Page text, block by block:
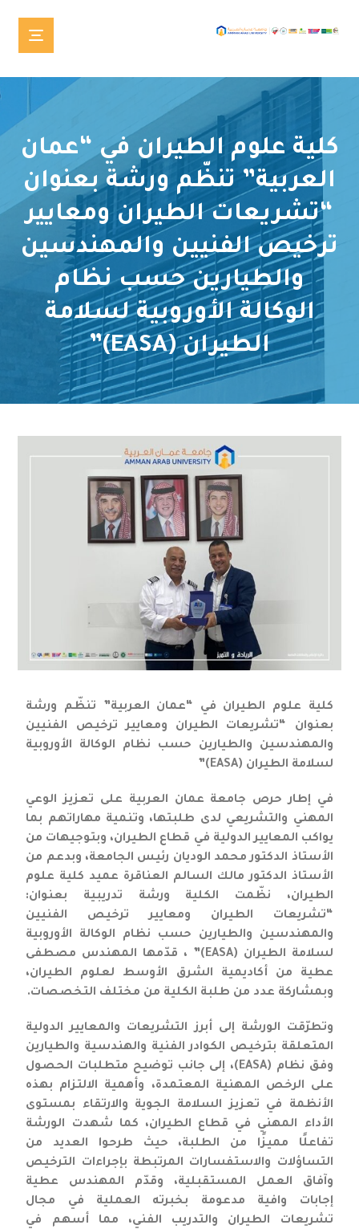
كلية علوم الطيران في “عمان
العربية” تنظّم ورشة بعنوان
“تشريعات الطيران ومعايير
ترخيص الفنيين والمهندسين
والطيارين حسب نظام
الوكالة الأوروبية لسلامة
الطيران (EASA)”
كلية علوم الطيران في “عمان العربية” تنظّم ورشة
بعنوان “تشريعات الطيران ومعايير ترخيص الفنيين
والمهندسين والطيارين حسب نظام الوكالة الأوروبية
لسلامة الطيران (EASA)”
في إطار حرص جامعة عمان العربية على تعزيز الوعي
المهني والتشريعي لدى طلبتها، وتنمية مهاراتهم بما
يواكب المعايير الدولية في قطاع الطيران، وبتوجيهات من
الأستاذ الدكتور محمد الوديان رئيس الجامعة، وبدعم من
الأستاذ الدكتور مالك السالم العناقرة عميد كلية علوم
الطيران، نظّمت الكلية ورشة تدريبية بعنوان:
“تشريعات الطيران ومعايير ترخيص الفنيين
والمهندسين والطيارين حسب نظام الوكالة الأوروبية
لسلامة الطيران (EASA)” ، قدّمها المهندس مصطفى
عطية من أكاديمية الشرق الأوسط لعلوم الطيران،
وبمشاركة عدد من طلبة الكلية من مختلف التخصصات.
وتطرّقت الورشة إلى أبرز التشريعات والمعايير الدولية
المتعلقة بترخيص الكوادر الفنية والهندسية والطيارين
وفق نظام (EASA)، إلى جانب توضيح متطلبات الحصول
على الرخص المهنية المعتمدة، وأهمية الالتزام بهذه
الأنظمة في تعزيز السلامة الجوية والارتقاء بمستوى
الأداء المهني في قطاع الطيران، كما شهدت الورشة
تفاعلًا مميزًا من الطلبة، حيث طرحوا العديد من
التساؤلات والاستفسارات المرتبطة بإجراءات الترخيص
وآفاق العمل المستقبلية، وقدّم المهندس عطية
إجابات وافية مدعومة بخبرته العملية في مجال
تشريعات الطيران والتدريب الفني، مما أسهم في